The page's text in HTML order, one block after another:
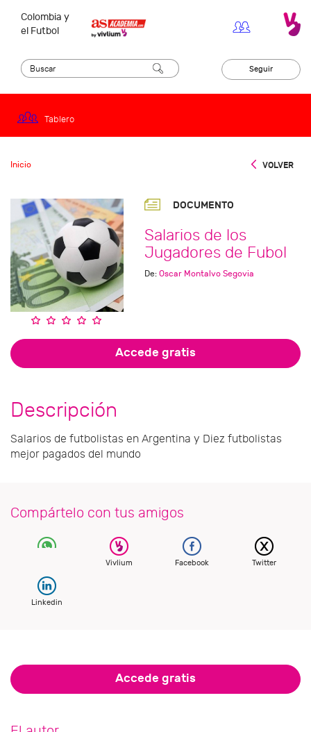
Colombia y
el Futbol
Seguir
Tablero
Inicio VOLVER
DOCUMENTO
Salarios de los
Jugadores de Fubol
De: Oscar Montalvo Segovia
Accede gratis
Descripción
Salarios de futbolistas en Argentina y Diez futbolistas
mejor pagados del mundo
Compártelo con tus amigos
Vivlium Facebook Twitter
Linkedin
Accede gratis